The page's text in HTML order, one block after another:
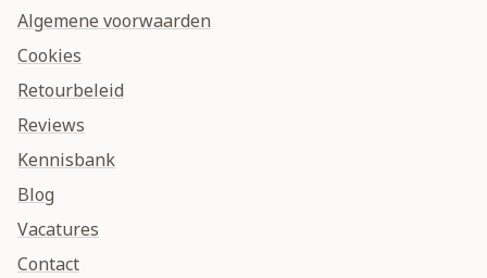
Algemene voorwaarden
Cookies
Retourbeleid
Reviews
Kennisbank
Blog
Vacatures
Contact